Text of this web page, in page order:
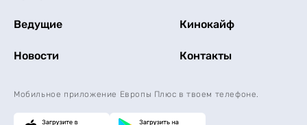
Ведущие Кинокайф
Новости Контакты
Мобильное приложение Европы Плюс в твоем телефоне.